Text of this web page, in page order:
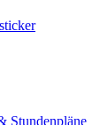
Stundenpläne